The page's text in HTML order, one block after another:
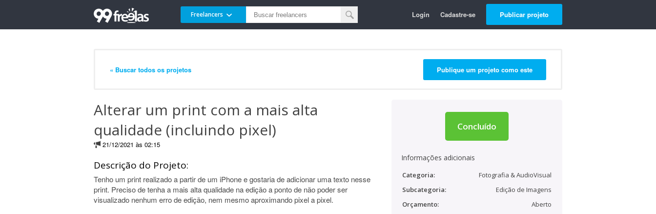
Freelancers Login Cadastre-se Publicar projeto
« Buscar todos os projetos Publique um projeto como este
Alterar um print com a mais alta
qualidade (incluindo pixel)
21/12/2021 às 02:15
Descrição do Projeto:
Tenho um print realizado a partir de um iPhone e gostaria de adicionar uma texto nesse
print. Preciso de tenha a mais alta qualidade na edição a ponto de não poder ser
visualizado nenhum erro de edição, nem mesmo aproximando pixel a pixel.
Concluído
Informações adicionais
Categoria:
Fotografia & AudioVisual
Subcategoria:
Edição de Imagens
Orçamento:
Aberto